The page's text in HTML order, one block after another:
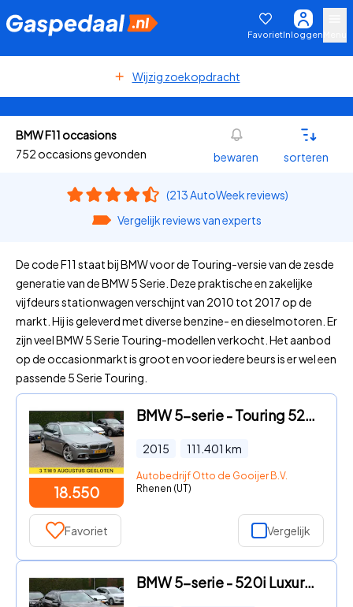
FavorietInloggen
Wijzig zoekopdracht
BMW F11 occasions
752 occasions gevonden
bewaren sorteren
(213 AutoWeek reviews)
Vergelijk reviews van experts
De code F11 staat bij BMW voor de Touring-versie van de zesde
generatie van de BMW 5 Serie. Deze praktische en zakelijke
vijfdeurs stationwagen verschijnt van 2010 tot 2017 op de
markt. Hij is geleverd met diverse benzine- en dieselmotoren. Er
zijn veel BMW 5 Serie Touring-modellen verkocht. Het aanbod
op de occasionmarkt is groot en voor iedere beurs is er wel een
passende 5 Serie Touring.
18.550
BMW 5-serie - Touring 520i Executive M Sport / NL Auto! / 2de Eign. / Trek
2015 111.401 km
Autobedrijf Otto de Gooijer B.V.
Rhenen (UT)
Favoriet Vergelijk
BMW 5-serie - 520i Luxury Edition / NL Auto! / Schuifdak / Leder / Navigat